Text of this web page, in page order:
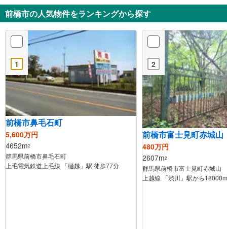
前橋市の人気物件をランキングから探す
1
前橋市鼻毛石町
5,600万円
4652m2
群馬県前橋市鼻毛石町
上毛電気鉄道上毛線 「樋越」駅 徒歩77分
2
前橋市富士見町赤城山
480万円
2607m2
群馬県前橋市富士見町赤城山
上越線 「渋川」駅から18000m